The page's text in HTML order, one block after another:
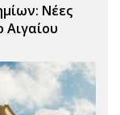
Νέες
Αιγαίου